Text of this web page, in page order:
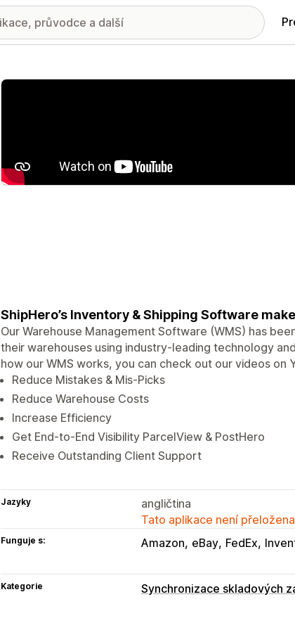
Galerie propagovaných obrázků
ShipHero’s Inventory & Shipping Software
Our Warehouse Management Software (WMS) has
their warehouses using industry-leading technology
how our WMS works, you can check out our videos on
Reduce Mistakes & Mis-Picks
Reduce Warehouse Costs
Increase Efficiency
Get End-to-End Visibility ParcelView & PostHero
Receive Outstanding Client Support
Jazyky
angličtina
Tato aplikace není
Funguje s: Amazon eBay FedEx
Kategorie Synchronizace skladových